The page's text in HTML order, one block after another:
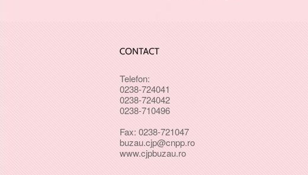
Telefon:
0238-724041
0238-724042
0238-710496
Fax: 0238-721047
buzau.cjp@cnpp.ro
www.cjpbuzau.ro